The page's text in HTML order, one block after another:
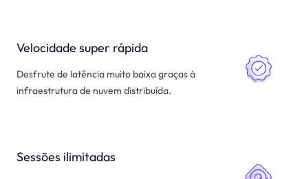
Velocidade super rápida
Desfrute de latência muito baixa graças à
infraestrutura de nuvem distribuída.
Sessões ilimitadas